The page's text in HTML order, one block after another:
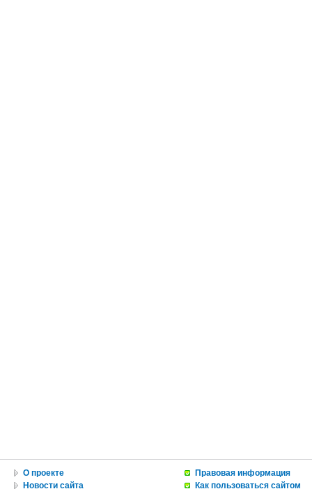
О проекте
Новости сайта
Правовая информация
Как пользоваться сайтом